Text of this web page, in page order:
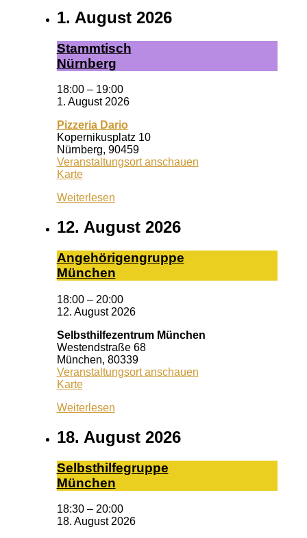
1. August 2026
Stamm­tisch
Nürn­berg
18:00 – 19:00
1. August 2026
Pizzeria Dario
Kopernikusplatz 10
Nürnberg, 90459
Veranstaltungsort anschauen
KartePizzeria
Weiterlesen
12. August 2026
An­ge­hö­ri­gen­grup­pe
Mün­chen
18:00 – 20:00
12. August 2026
Selbsthilfezentrum München
Westendstraße 68
München, 80339
Veranstaltungsort anschauen
KarteSelbsthilfezentrum
Weiterlesen
18. August 2026
Selbst­hil­fe­grup­pe
Mün­chen
18:30 – 20:00
18. August 2026